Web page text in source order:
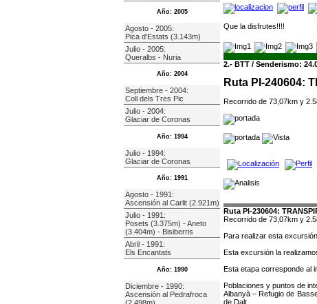
Año: 2005
Agosto - 2005:
Pica d'Estats (3.143m)
Julio - 2005:
Queralbs - Nuria
Año: 2004
Septiembre - 2004:
Coll dels Tres Pic
Julio - 2004:
Glaciar de Coronas
Año: 1994
Julio - 1994:
Glaciar de Coronas
Año: 1991
Agosto - 1991:
Ascensión al Carlit (2.921m)
Julio - 1991:
Posets (3.375m) - Aneto
(3.404m) - Bisiberris
Abril - 1991:
Els Encantats
Año: 1990
Diciembre - 1990:
Ascensión al Pedrafroca
Que la disfrutes!!!!
2.- BTT / Senderismo:
Ruta PI-240604:
Recorrido de 73,07km y
Ruta PI-230604:
Recorrido de 73,07km y
Para realizar esta
Esta excursión la
Esta etapa corresponde al
Poblaciones y puntos de
Albanyà – Refugio de
de Dalt.